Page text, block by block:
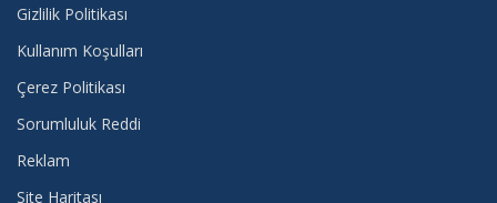
Gizlilik Politikası
Kullanım Koşulları
Çerez Politikası
Sorumluluk Reddi
Reklam
Site Haritası